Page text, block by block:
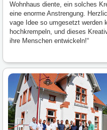
Wohnhaus diente, ein solches
eine enorme Anstrengung.
vage Idee so umgesetzt werden
hochkrempeln, und dieses
ihre Menschen entwickeln!“